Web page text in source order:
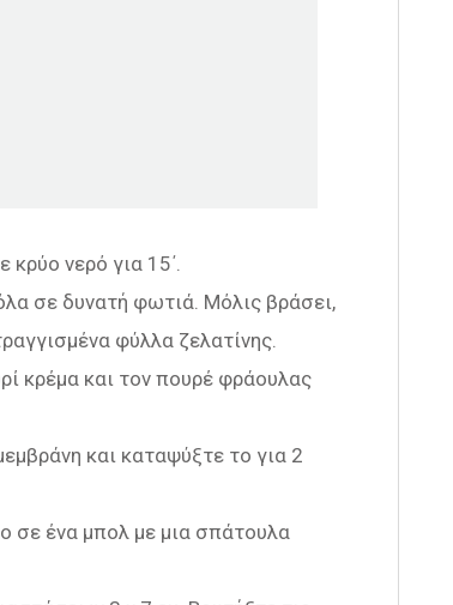
νερό για 15΄.
σε δυνατή φωτιά. Μόλις βράσει,
φύλλα ζελατίνης.
κρέμα και τον πουρέ φράουλας
και καταψύξτε το για 2
σε ένα μπολ µε μια σπάτουλα